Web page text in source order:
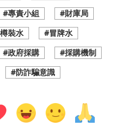
#專責小組
#財庫局
裝水
#冒牌水
#政府採購
#採購機制
#防詐騙意識